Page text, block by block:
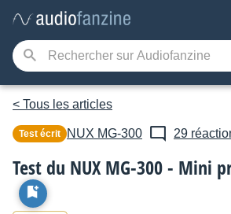
< Tous les articles
Test écrit NUX MG-300 29
Test du NUX MG-300 - Mini